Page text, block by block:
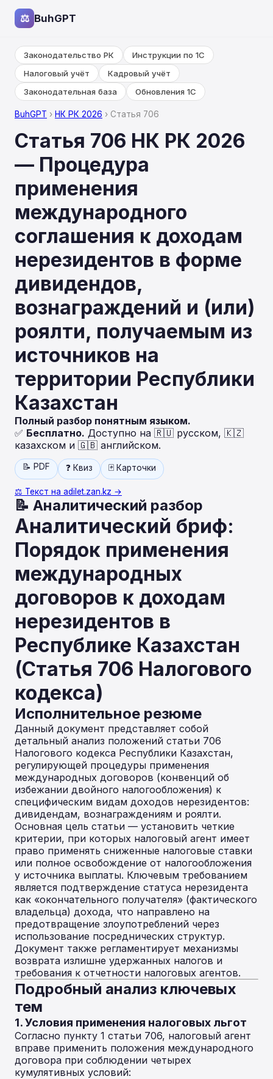
⚖ BuhGPT
Законодательство РК
Инструкции по 1С
Налоговый учёт
Кадровый учёт
Законодательная база
Обновления 1С
BuhGPT › НК РК 2026 › Статья 706
Статья 706 НК РК 2026
— Процедура
применения
международного
соглашения к доходам
нерезидентов в форме
дивидендов,
вознаграждений и (или)
роялти, получаемым из
источников на
территории Республики
Казахстан
Полный разбор понятным языком.
✅ Бесплатно. Доступно на 🇷🇺 русском, 🇰🇿
казахском и 🇬🇧 английском.
📝 PDF ❓ Квиз 🃏 Карточки
⚖️ Текст на adilet.zan.kz →
📝 Аналитический разбор
Аналитический бриф:
Порядок применения
международных
договоров к доходам
нерезидентов в
Республике Казахстан
(Статья 706 Налогового
кодекса)
Исполнительное резюме
Данный документ представляет собой
детальный анализ положений статьи 706
Налогового кодекса Республики Казахстан,
регулирующей процедуры применения
международных договоров (конвенций об
избежании двойного налогообложения) к
специфическим видам доходов нерезидентов:
дивидендам, вознаграждениям и роялти.
Основная цель статьи — установить четкие
критерии, при которых налоговый агент имеет
право применять сниженные налоговые ставки
или полное освобождение от налогообложения
у источника выплаты. Ключевым требованием
является подтверждение статуса нерезидента
как «окончательного получателя» (фактического
владельца) дохода, что направлено на
предотвращение злоупотреблений через
использование посреднических структур.
Документ также регламентирует механизмы
возврата излишне удержанных налогов и
требования к отчетности налоговых агентов.
Подробный анализ ключевых
тем
1. Условия применения налоговых льгот
Согласно пункту 1 статьи 706, налоговый агент
вправе применить положения международного
договора при соблюдении четырех
кумулятивных условий: